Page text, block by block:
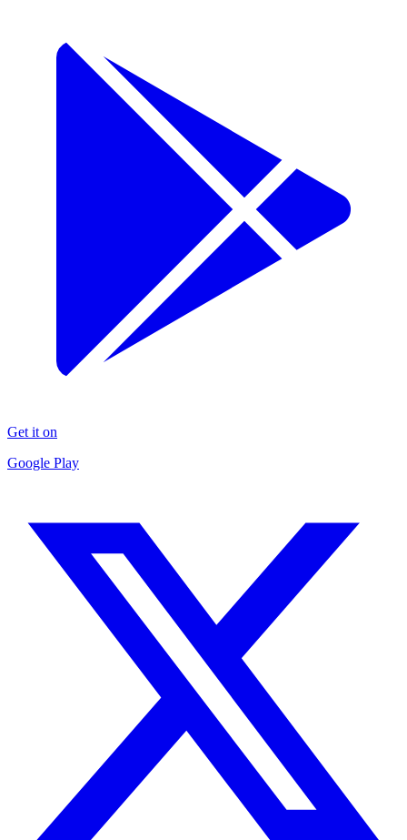
Get it on
Google Play